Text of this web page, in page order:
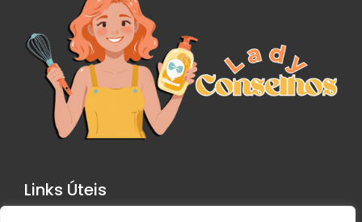
Links Úteis